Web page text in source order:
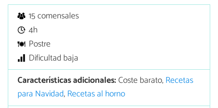
15 comensales
4h
Postre
Dificultad baja
Características adicionales:Coste barato,Recetas
para Navidad,Recetas al horno